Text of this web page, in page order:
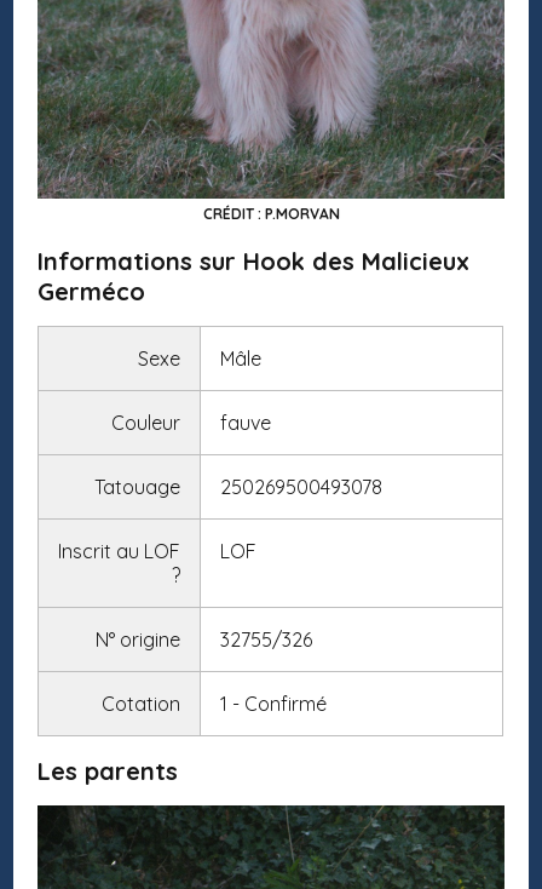
CRÉDIT : P.MORVAN
Informations sur Hook des Malicieux
Germéco
Sexe Mâle
Couleur fauve
Tatouage 250269500493078
Inscrit au LOF
?
LOF
N° origine 32755/326
Cotation 1 - Confirmé
Les parents